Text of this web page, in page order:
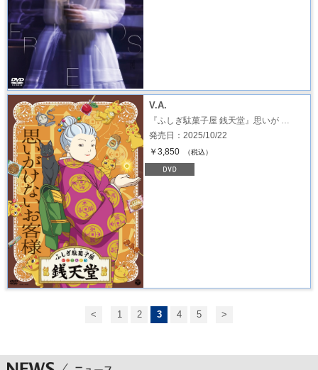
V.A.
『ふしぎ駄菓子屋 銭天堂』思いが …
発売日：2025/10/22
￥3,850
（税込）
< 1 2 3 4 5 >